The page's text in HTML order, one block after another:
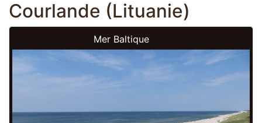
Courlande (Lituanie)
Mer Baltique